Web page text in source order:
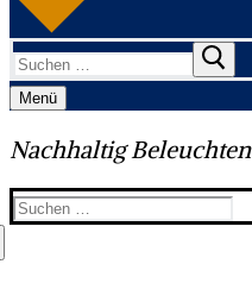
Suchen
nach:
Menü
Nachhaltig Beleuchten
Suchen
nach: